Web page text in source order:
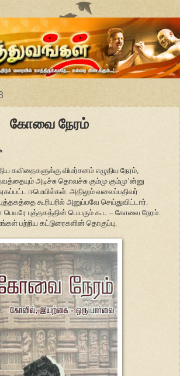
கோவை நேரம்
கவிதைகளுக்கு விமர்சனம் எழுதிய நேரம்,
அடிச்சு தொவச்சு கும்மு கும்மு’ன்னு
ஈமெயில்கள். அதிலும் வலைப்பதிவர்
கூரியரில் அனுப்பவே செய்துவிட்டார்.
புத்தகத்தின் பெயரும் கூட – கோவை நேரம்.
பற்றிய கட்டுரைகளின் தொகுப்பு.